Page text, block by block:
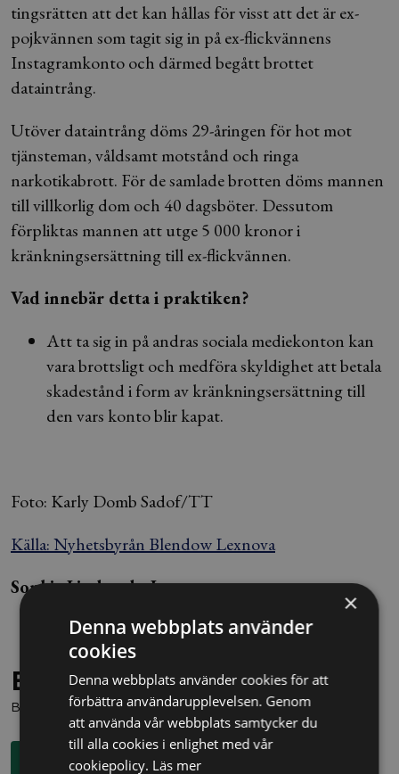
tingsrätten att det kan hållas för visst att det är ex-
pojkvännen som tagit sig in på ex-flickvännens
Instagramkonto och därmed begått brottet
dataintrång.
Utöver dataintrång döms 29-åringen för hot mot
tjänsteman, våldsamt motstånd och ringa
narkotikabrott. För de samlade brotten döms mannen
till villkorlig dom och 40 dagsböter. Dessutom
förpliktas mannen att utge 5 000 kronor i
kränkningsersättning till ex-flickvännen.
Vad innebär detta i praktiken?
Att ta sig in på andras sociala mediekonton kan
vara brottsligt och medföra skyldighet att betala
skadestånd i form av kränkningsersättning till
den vars konto blir kapat.
Foto: Karly Domb Sadof/TT
Källa: Nyhetsbyrån Blendow Lexnova
Sophia Lindstedt, Lexnova
Behöver du juridisk hjälp?
Boka en kostnadsfri konsultation direkt via knappen nedan.
Boka rådgivning
×
Denna webbplats använder
cookies
Denna webbplats använder cookies för att
förbättra användarupplevelsen. Genom
att använda vår webbplats samtycker du
till alla cookies i enlighet med vår
cookiepolicy. Läs mer